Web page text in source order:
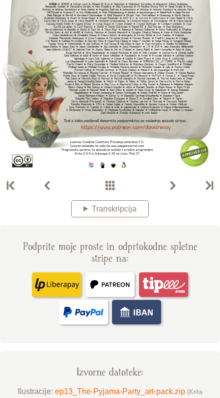
Transkripcija
Podprite moje proste in odprtokodne spletne
stripe na:
Izvorne datoteke:
Ilustracije: ep13_The-Pyjama-Party_art-pack.zip (Krita